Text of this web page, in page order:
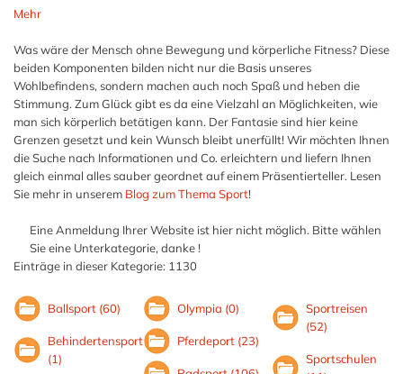
Mehr
Was wäre der Mensch ohne Bewegung und körperliche Fitness? Diese
beiden Komponenten bilden nicht nur die Basis unseres
Wohlbefindens, sondern machen auch noch Spaß und heben die
Stimmung. Zum Glück gibt es da eine Vielzahl an Möglichkeiten, wie
man sich körperlich betätigen kann. Der Fantasie sind hier keine
Grenzen gesetzt und kein Wunsch bleibt unerfüllt! Wir möchten Ihnen
die Suche nach Informationen und Co. erleichtern und liefern Ihnen
gleich einmal alles sauber geordnet auf einem Präsentierteller. Lesen
Sie mehr in unserem Blog zum Thema Sport!
Eine Anmeldung Ihrer Website ist hier nicht möglich. Bitte wählen
Sie eine Unterkategorie, danke !
Einträge in dieser Kategorie: 1130
Ballsport (60)
Behindertensport
(1)
Olympia (0)
Pferdeport (23)
Sportreisen
(52)
Sportschulen